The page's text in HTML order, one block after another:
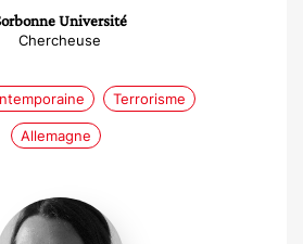
Université
Chercheuse
Terrorisme
Allemagne
Stefania
Voli